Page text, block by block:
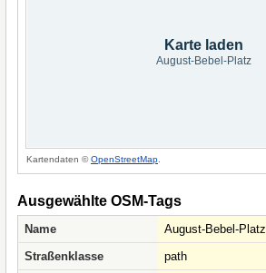
Karte laden
August-Bebel-Platz
Kartendaten ©OpenStreetMap
Ausgewählte OSM-Tags
Name
August-Bebel-Platz
Straßenklasse
path